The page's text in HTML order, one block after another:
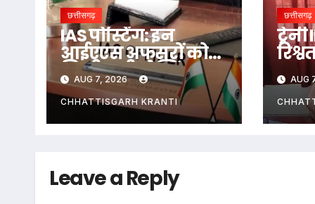
छत्तीसगढ़
IAS पोस्टिंग: इन
आईएएस अफसरों को
मिली नयी पोस्टिंग,
राज्य सरकार ने जारी
किया आदेश
AUG 7, 2026
CHHATTISGARH KRANTI
छत्तीसगढ़
CBI
सभी
AUG
Leave a Reply